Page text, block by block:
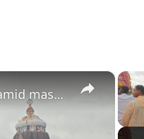
×
India: India: Two killed, over 100 devotees faint amid massive crowd.